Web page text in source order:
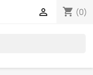
shopping_cart (0)
